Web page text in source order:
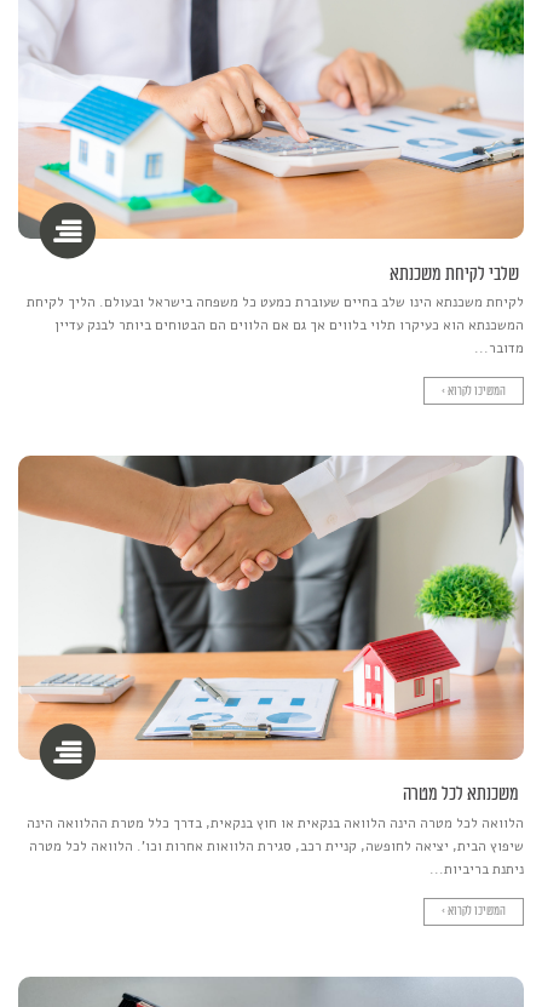
שלבי לקיחת משכנתא
לקיחת משכנתא הינו שלב בחיים שעוברת כמעט כל משפחה בישראל ובעולם. הליך לקיחת
המשכנתא הוא כעיקרו תלוי בלווים אך גם אם הלווים הם הבטוחים ביותר לבנק עדיין
מדובר...
המשיכו לקרוא >
משכנתא לכל מטרה
הלוואה לכל מטרה הינה הלוואה בנקאית או חוץ בנקאית, בדרך כלל מטרת ההלוואה הינה
שיפוץ הבית, יציאה לחופשה, קניית רכב, סגירת הלוואות אחרות וכו'. הלוואה לכל מטרה
ניתנת בריביות...
המשיכו לקרוא >